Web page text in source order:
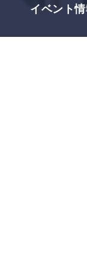
イベント